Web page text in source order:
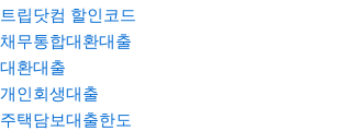
트립닷컴 할인코드
채무통합대환대출
대환대출
개인회생대출
주택담보대출한도